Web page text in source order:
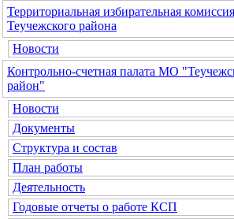
Территориальная избирательная комиссия
Теучежского района
Новости
Контрольно-счетная палата МО
район"
Новости
Документы
Структура и состав
План работы
Деятельность
Годовые отчеты о работе КСП